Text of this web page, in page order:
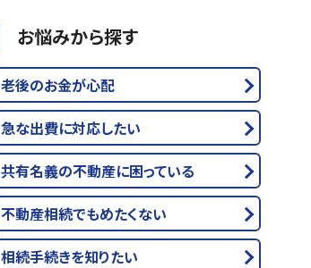
お悩みから探す
老後のお金が心配
急な出費に対応したい
共有名義の不動産に困っている
不動産相続でもめたくない
相続手続きを知りたい